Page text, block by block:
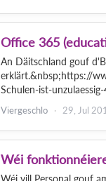
Office 365
An Däitschland gouf
erklärt.&nbsp;https://
Schulen-ist-
Viergeschlo 29, Jul
Wéi
Wéi vill Personal gouf